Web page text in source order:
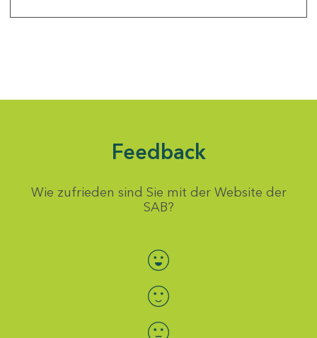
Feedback
Wie zufrieden sind Sie mit der Website der
SAB?
Bewertung auswählen